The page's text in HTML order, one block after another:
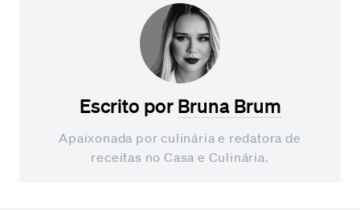
Escrito por Bruna Brum
Apaixonada por culinária e redatora de
receitas no Casa e Culinária.